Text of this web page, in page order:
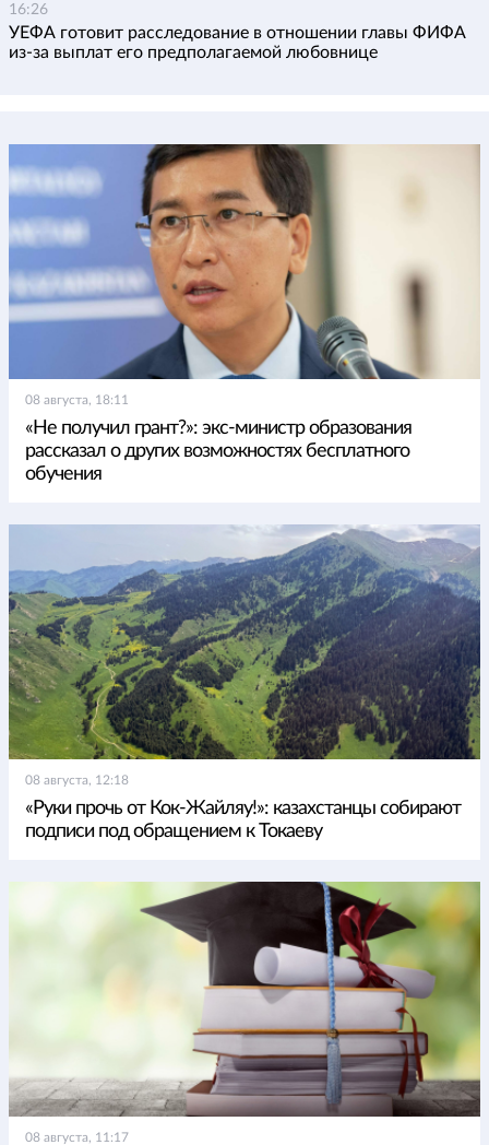
16:26
УЕФА готовит расследование в отношении главы ФИФА
из-за выплат его предполагаемой любовнице
08 августа, 18:11
«Не получил грант?»: экс-министр образования
рассказал о других возможностях бесплатного
обучения
08 августа, 12:18
«Руки прочь от Кок-Жайляу!»: казахстанцы собирают
подписи под обращением к Токаеву
08 августа, 11:17